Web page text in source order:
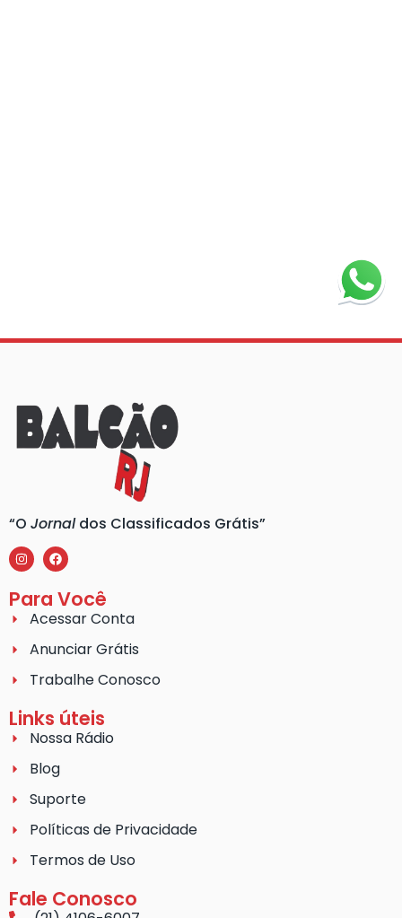
“O Jornaldos Classificados Grátis”
Para Você
Acessar Conta
Anunciar Grátis
Trabalhe Conosco
Links úteis
Nossa Rádio
Blog
Suporte
Políticas de Privacidade
Termos de Uso
Fale Conosco